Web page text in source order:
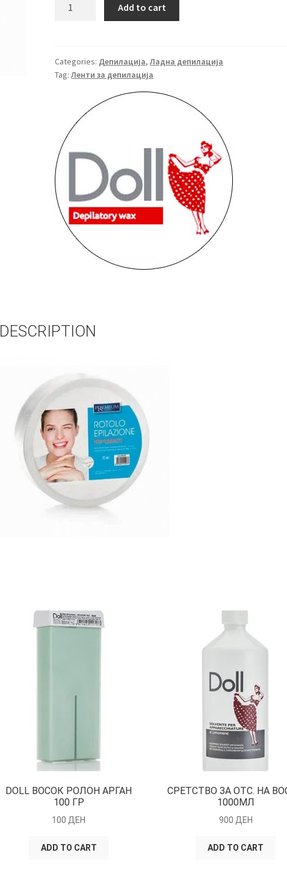
70
M
Add to cart
Categories: Депилација,Ладна депилација
Tag:Ленти за депилација
DESCRIPTION
DOLL ВОСОК РОЛОН АРГАН
100 ГР
100 ДЕН
ADD TO CART
СРЕТСТВО ЗА ОТС. НА
1000МЛ
900 ДЕН
ADD TO CART